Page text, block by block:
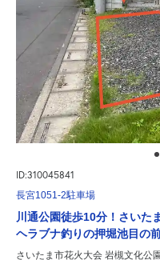
ID:310045841
長宮1051-2駐車場
川通公園徒歩10分！さいた
ヘラブナ釣りの押堀池目の前
さいたま市花火大会 岩槻文化公